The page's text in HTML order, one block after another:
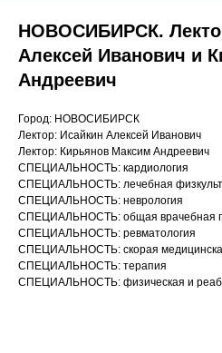
НОВОСИБИРСК.
Алексей Иванович​ и
Андреевич
Город: НОВОСИБИРСК
Лектор: Исайкин Алексей Иванович​
Лектор: Кирьянов Максим Андреевич
СПЕЦИАЛЬНОСТЬ: кардиология
СПЕЦИАЛЬНОСТЬ: лечебная
СПЕЦИАЛЬНОСТЬ: неврология
СПЕЦИАЛЬНОСТЬ: общая врачебная
СПЕЦИАЛЬНОСТЬ: ревматология
СПЕЦИАЛЬНОСТЬ: скорая
СПЕЦИАЛЬНОСТЬ: терапия
СПЕЦИАЛЬНОСТЬ: физическая и